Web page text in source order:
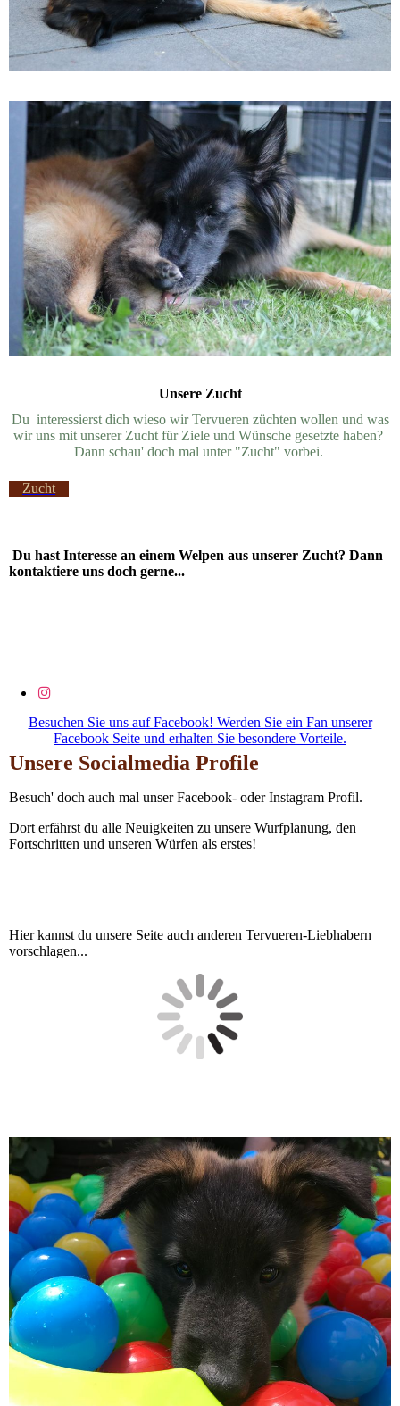
Unsere Zucht
Du interessierst dich wieso wir Tervueren züchten wollen und was
wir uns mit unserer Zucht für Ziele und Wünsche gesetzte haben?
Dann schau' doch mal unter "Zucht" vorbei.
Zucht
Du hast Interesse an einem Welpen aus unserer Zucht? Dann
kontaktiere uns doch gerne...
Besuchen Sie uns auf Facebook! Werden Sie ein Fan unserer
Facebook Seite und erhalten Sie besondere Vorteile.
Unsere Socialmedia Profile
Besuch' doch auch mal unser Facebook- oder Instagram Profil.
Dort erfährst du alle Neuigkeiten zu unsere Wurfplanung, den
Fortschritten und unseren Würfen als erstes!
Hier kannst du unsere Seite auch anderen Tervueren-Liebhabern
vorschlagen...